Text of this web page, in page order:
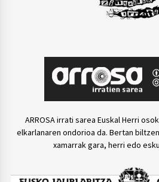
ARROSA irrati sarea Euskal Herri
elkarlanaren ondorioa da. Bertan
xamarrak gara, herri edo